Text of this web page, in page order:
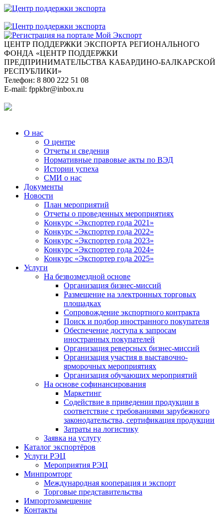
ЦЕНТР ПОДДЕРЖКИ ЭКСПОРТА РЕГИОНАЛЬНОГО
ФОНДА «ЦЕНТР ПОДДЕРЖКИ
ПРЕДПРИНИМАТЕЛЬСТВА КАБАРДИНО-БАЛКАРСКОЙ
РЕСПУБЛИКИ»
Телефон: 8 800 222 51 08
E-mail: fppkbr@inbox.ru
О нас
О центре
Отчеты и сведения
Нормативные правовые акты по ВЭД
Истории успеха
СМИ о нас
Документы
Новости
План мероприятий
Отчеты о проведенных мероприятиях
Конкурс «Экспортер года 2021»
Конкурс «Экспортер года 2022»
Конкурс «Экспортер года 2023»
Конкурс «Экспортер года 2024»
Конкурс «Экспортер года 2025»
Услуги
На безвозмездной основе
Организация бизнес-миссий
Размещение на электронных торговых
площадках
Сопровождение экспортного контракта
Поиск и подбор иностранного покупателя
Обеспечение доступа к запросам
иностранных покупателей
Организация реверсных бизнес-миссий
Организация участия в выставочно-
ярморочных мероприятиях
Организация обучающих мероприятий
На основе софинансирования
Маркетинг
Содействие в приведении продукции в
соответствие с требованиями зарубежного
законодательства, сертификация продукции
Затраты на логистику
Заявка на услугу
Каталог экспортёров
Услуги РЭЦ
Мероприятия РЭЦ
Минпромторг
Международная кооперация и экспорт
Торговые представительства
Импортозамещение
Контакты